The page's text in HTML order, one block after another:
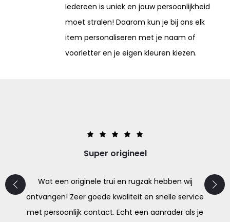
Iedereen is uniek en jouw persoonlijkheid
moet stralen! Daarom kun je bij ons elk
item personaliseren met je naam of
voorletter en je eigen kleuren kiezen.
Super origineel
Wat een originele trui en rugzak hebben wij
ontvangen! Zeer goede kwaliteit en snelle service
met persoonlijk contact. Echt een aanrader als je